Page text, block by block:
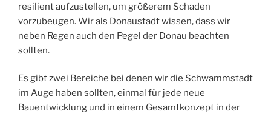
resilient aufzustellen, um größerem Schaden
vorzubeugen. Wir als Donaustadt wissen, dass wir
neben Regen auch den Pegel der Donau beachten
sollten.
Es gibt zwei Bereiche bei denen wir die Schwammstadt
im Auge haben sollten, einmal für jede neue
Bauentwicklung und in einem Gesamtkonzept in der